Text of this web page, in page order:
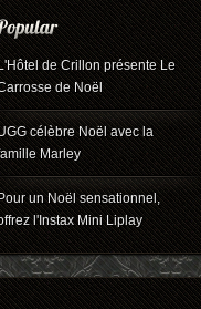
de Crillon présente Le
de Noël
célèbre Noël avec la
Marley
un Noël sensationnel,
l'Instax Mini Liplay